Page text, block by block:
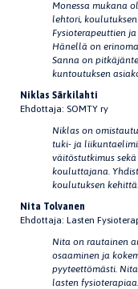
Monessa mukana
lehtori,
Fysioterapeuttien
Hänellä on
Sanna on
kuntoutuksen
Niklas Särkilahti
Ehdottaja: SOMTY ry
Niklas on
tuki- ja
väitöstutkimus
kouluttajana.
koulutuksen
Nita Tolvanen
Ehdottaja: Lasten
Nita on rautainen
osaaminen ja
pyyteettömästi.
lasten